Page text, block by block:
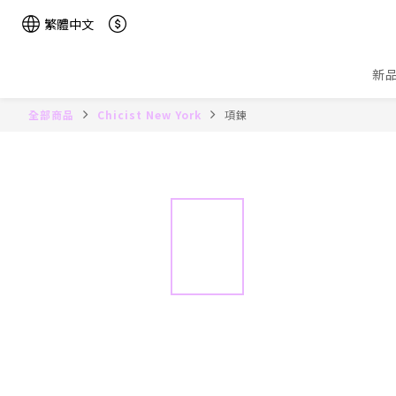
繁體中文
新
全部商品 Chicist New York 項鍊